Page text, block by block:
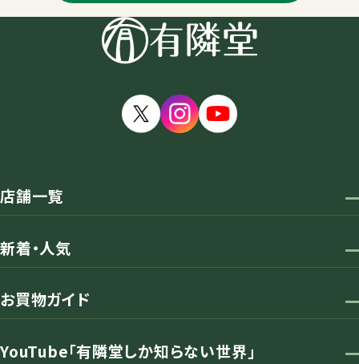
店舗一覧
新着・人気
お買物ガイド
YouTube「有隣堂しか知らない世界」